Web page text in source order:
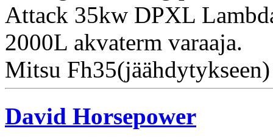
Attack 35kw DPXL
2000L akvaterm varaaja.
Mitsu Fh35(jäähdytykseen)
David Horsepower